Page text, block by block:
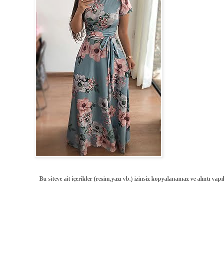
Bu siteye ait içerikler (resim,yazı vb.) izinsiz kopyalanamaz ve alıntı